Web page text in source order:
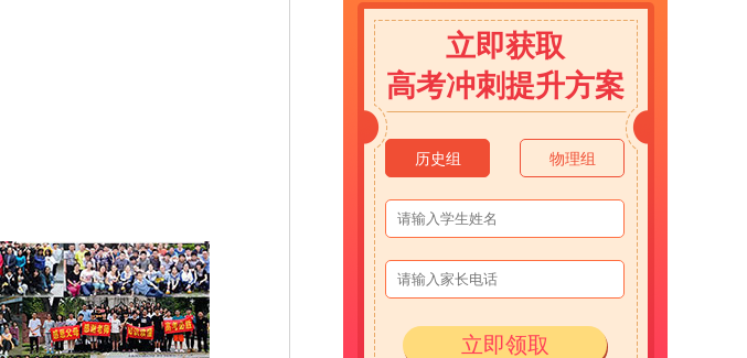
立即获取
高考冲刺提升方案
历史组 物理组
立即领取